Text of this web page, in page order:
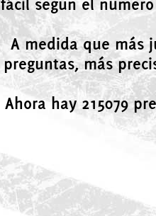
fácil segun el
A medida que más
preguntas, más
Ahora hay 215079